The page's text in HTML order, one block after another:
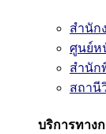
สำนัก
ศูนย์ห
สำนัก
สถานี
บริการทาง